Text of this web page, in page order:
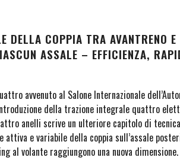
DELLA COPPIA TRA AVANTRENO
ASSALE – EFFICIENZA,
avvenuto al Salone Internazionale
della trazione integrale quattro
anelli scrive un ulteriore capitolo di
e variabile della coppia sull’assale
al volante raggiungono una nuova dimensione.